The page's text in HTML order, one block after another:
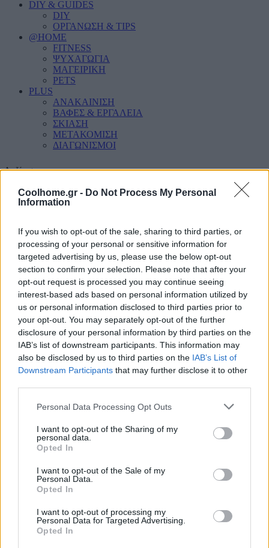
Coolhome.gr - Do Not Process My Personal
Information
If you wish to opt-out of the sale, sharing to third parties, or
processing of your personal or sensitive information for
targeted advertising by us, please use the below opt-out
section to confirm your selection. Please note that after your
opt-out request is processed you may continue seeing
interest-based ads based on personal information utilized by
us or personal information disclosed to third parties prior to
your opt-out. You may separately opt-out of the further
disclosure of your personal information by third parties on the
IAB’s list of downstream participants. This information may
also be disclosed by us to third parties on the IAB’s List of
Downstream Participants that may further disclose it to other
Personal Data Processing Opt Outs
I want to opt-out of the Sharing of my
personal data.
Opted In
I want to opt-out of the Sale of my
Personal Data.
Opted In
I want to opt-out of processing my
Personal Data for Targeted Advertising.
Opted In
DIY & GUIDES
DIY
ΟΡΓΑΝΩΣΗ & TIPS
@HOME
FITNESS
ΨΥΧΑΓΩΓΙΑ
ΜΑΓΕΙΡΙΚΗ
PETS
PLUS
ΑΝΑΚΑΙΝΙΣΗ
ΒΑΦΕΣ & ΕΡΓΑΛΕΙΑ
ΣΚΙΑΣΗ
ΜΕΤΑΚΟΜΙΣΗ
ΔΙΑΓΩΝΙΣΜΟΙ
Αναζήτηση
Ετικέτα:αντισηπτικά